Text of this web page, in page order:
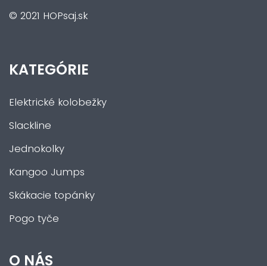
© 2021 HOPsaj.sk
KATEGÓRIE
Elektrické kolobežky
Slackline
Jednokolky
Kangoo Jumps
Skákacie topánky
Pogo tyče
O NÁS